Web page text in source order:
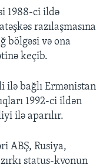
1988-ci ildə
razılaşmasına
bölgəsi və ona
keçib.
ilə bağlı Ermənistan
1992-ci ildən
ilə aparılır.
ABŞ, Rusiya,
status-kvonun